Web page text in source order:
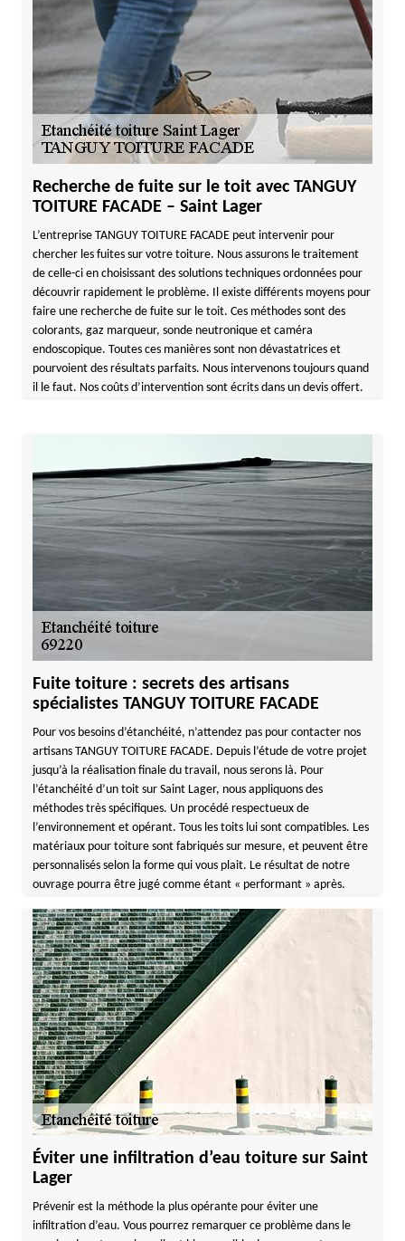
Recherche de fuite sur le toit avec TANGUY
TOITURE FACADE – Saint Lager
L’entreprise TANGUY TOITURE FACADE peut intervenir pour
chercher les fuites sur votre toiture. Nous assurons le traitement
de celle-ci en choisissant des solutions techniques ordonnées pour
découvrir rapidement le problème. Il existe différents moyens pour
faire une recherche de fuite sur le toit. Ces méthodes sont des
colorants, gaz marqueur, sonde neutronique et caméra
endoscopique. Toutes ces manières sont non dévastatrices et
pourvoient des résultats parfaits. Nous intervenons toujours quand
il le faut. Nos coûts d’intervention sont écrits dans un devis offert.
Fuite toiture : secrets des artisans
spécialistes TANGUY TOITURE FACADE
Pour vos besoins d’étanchéité, n’attendez pas pour contacter nos
artisans TANGUY TOITURE FACADE. Depuis l’étude de votre projet
jusqu’à la réalisation finale du travail, nous serons là. Pour
l’étanchéité d’un toit sur Saint Lager, nous appliquons des
méthodes très spécifiques. Un procédé respectueux de
l’environnement et opérant. Tous les toits lui sont compatibles. Les
matériaux pour toiture sont fabriqués sur mesure, et peuvent être
personnalisés selon la forme qui vous plait. Le résultat de notre
ouvrage pourra être jugé comme étant « performant » après.
Éviter une infiltration d’eau toiture sur Saint
Lager
Prévenir est la méthode la plus opérante pour éviter une
infiltration d’eau. Vous pourrez remarquer ce problème dans le